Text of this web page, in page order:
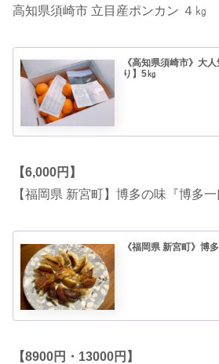
高知県須崎市 立目産ポンカン ４㎏
《高知県須崎市》大
り】5㎏
【6,000円】
【福岡県 新宮町】博多の味『博多一
《福岡県 新宮町》博
【8900円・13000円】